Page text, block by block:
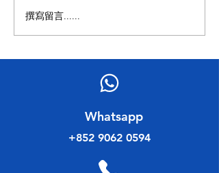
「北都新引擎・特區新機
遇」——北部都會區發展策
略研討會
撰寫留言......
​Whatsapp
+852 9062 0594